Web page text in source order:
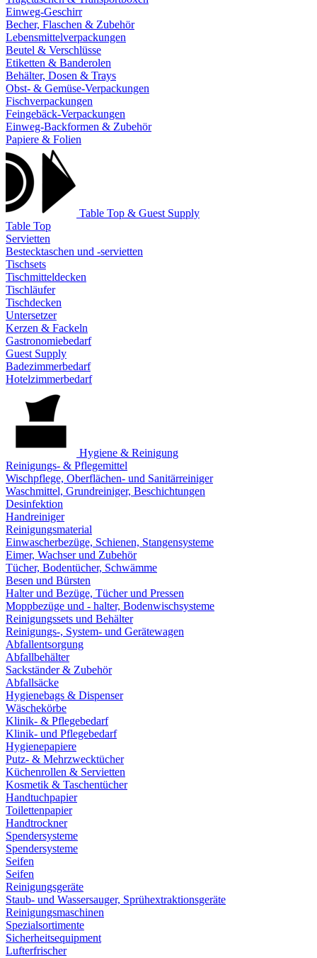
Einweg-Geschirr
Becher, Flaschen & Zubehör
Lebensmittelverpackungen
Beutel & Verschlüsse
Etiketten & Banderolen
Behälter, Dosen & Trays
Obst- & Gemüse-Verpackungen
Fischverpackungen
Feingebäck-Verpackungen
Einweg-Backformen & Zubehör
Papiere & Folien
Table Top & Guest Supply
Table Top
Servietten
Bestecktaschen und -servietten
Tischsets
Tischmitteldecken
Tischläufer
Tischdecken
Untersetzer
Kerzen & Fackeln
Gastronomiebedarf
Guest Supply
Badezimmerbedarf
Hotelzimmerbedarf
Hygiene & Reinigung
Reinigungs- & Pflegemittel
Wischpflege, Oberflächen- und Sanitärreiniger
Waschmittel, Grundreiniger, Beschichtungen
Desinfektion
Handreiniger
Reinigungsmaterial
Einwascherbezüge, Schienen, Stangensysteme
Eimer, Wachser und Zubehör
Tücher, Bodentücher, Schwämme
Besen und Bürsten
Halter und Bezüge, Tücher und Pressen
Moppbezüge und - halter, Bodenwischsysteme
Reinigungssets und Behälter
Reinigungs-, System- und Gerätewagen
Abfallentsorgung
Abfallbehälter
Sackständer & Zubehör
Abfallsäcke
Hygienebags & Dispenser
Wäschekörbe
Klinik- & Pflegebedarf
Klinik- und Pflegebedarf
Hygienepapiere
Putz- & Mehrzwecktücher
Küchenrollen & Servietten
Kosmetik & Taschentücher
Handtuchpapier
Toilettenpapier
Handtrockner
Spendersysteme
Spendersysteme
Seifen
Seifen
Reinigungsgeräte
Staub- und Wassersauger, Sprühextraktionsgeräte
Reinigungsmaschinen
Spezialsortimente
Sicherheitsequipment
Lufterfrischer